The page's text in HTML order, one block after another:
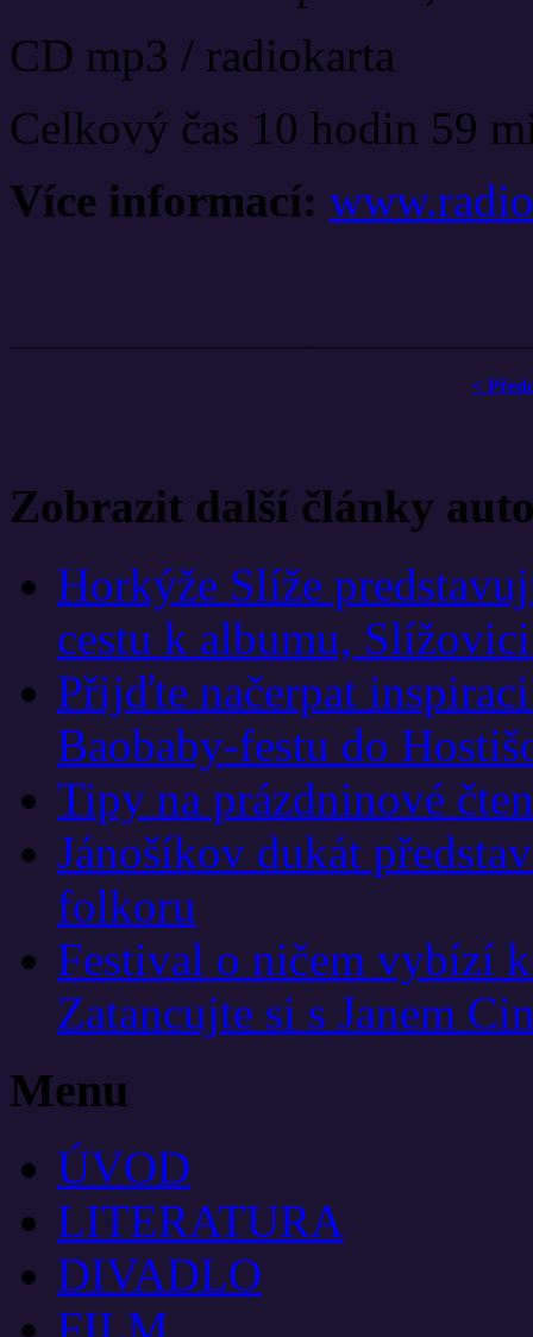
CD mp3 / radiokarta
Celkový čas 10 hodin 59
Více informací:
<
Zobrazit další články
Horkýže Slíže
cestu k albumu,
Přijďte načerpat
Baobaby-festu do
Tipy na prázdninové
Jánošíkov dukát
folkoru
Festival o ničem vybízí
Zatancujte si s Janem
Menu
ÚVOD
LITERATURA
DIVADLO